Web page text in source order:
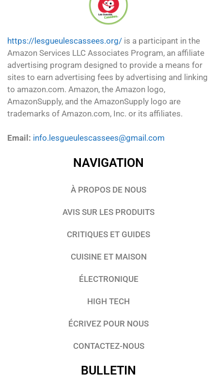
https://lesgueulescassees.org/ is a participant in the
Amazon Services LLC Associates Program, an affiliate
advertising program designed to provide a means for
sites to earn advertising fees by advertising and linking
to amazon.com. Amazon, the Amazon logo,
AmazonSupply, and the AmazonSupply logo are
trademarks of Amazon.com, Inc. or its affiliates.
Email: info.lesgueulescassees@gmail.com
NAVIGATION
À PROPOS DE NOUS
AVIS SUR LES PRODUITS
CRITIQUES ET GUIDES
CUISINE ET MAISON
ÉLECTRONIQUE
HIGH TECH
ÉCRIVEZ POUR NOUS
CONTACTEZ-NOUS
BULLETIN